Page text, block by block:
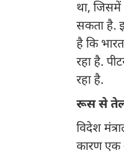
था, जिसमें
सकता है.
है कि
रहा है.
रहा है.
रूस से तेल
विदेश
कारण एक